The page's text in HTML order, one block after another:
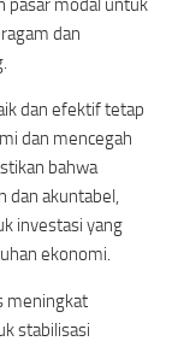
pasar modal untuk
dan
dan efektif tetap
dan mencegah
bahwa
dan akuntabel,
investasi yang
ekonomi.
meningkat
stabilisasi